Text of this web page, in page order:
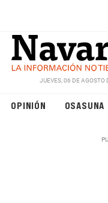
JUEVES, 06 DE AGOSTO
OPINIÓN OSASUNA